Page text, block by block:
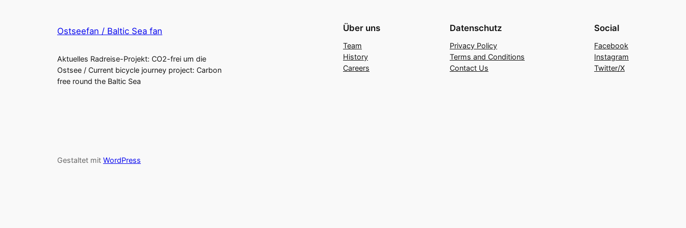
Ostseefan / Baltic Sea fan
Aktuelles Radreise-Projekt: CO2-frei um die
Ostsee / Current bicycle journey project: Carbon
free round the Baltic Sea
Über uns
Team
History
Careers
Datenschutz
Privacy Policy
Terms and Conditions
Contact Us
Social
Facebook
Instagram
Twitter/X
Gestaltet mit WordPress